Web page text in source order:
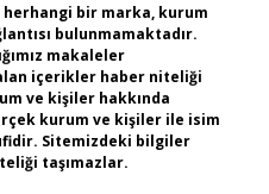
bir marka, kurum
bulunmamaktadır.
makaleler
içerikler haber niteliği
ve kişiler hakkında
kurum ve kişiler ile isim
Sitemizdeki bilgiler
taşımazlar.